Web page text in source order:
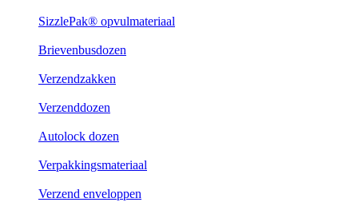
SizzlePak® opvulmateriaal
Brievenbusdozen
Verzendzakken
Verzenddozen
Autolock dozen
Verpakkingsmateriaal
Verzend enveloppen